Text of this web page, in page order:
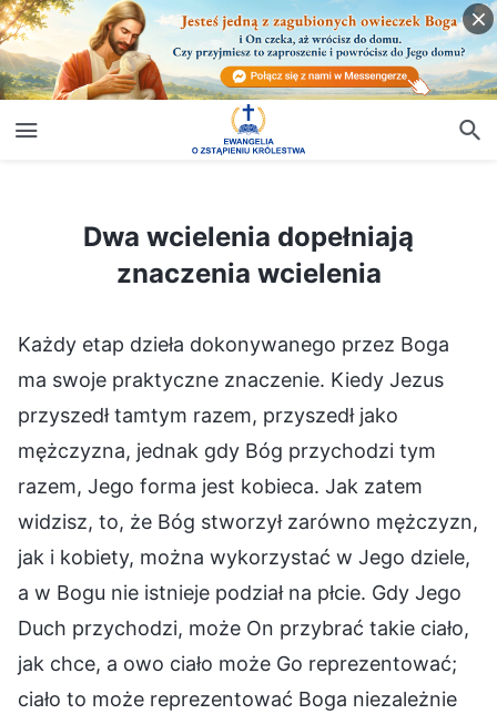
Dwa wcielenia dopełniają znaczenia wcielenia
Dwa wcielenia dopełniają
znaczenia wcielenia
Każdy etap dzieła dokonywanego przez Boga
ma swoje praktyczne znaczenie. Kiedy Jezus
przyszedł tamtym razem, przyszedł jako
mężczyzna, jednak gdy Bóg przychodzi tym
razem, Jego forma jest kobieca. Jak zatem
widzisz, to, że Bóg stworzył zarówno mężczyzn,
jak i kobiety, można wykorzystać w Jego dziele,
a w Bogu nie istnieje podział na płcie. Gdy Jego
Duch przychodzi, może On przybrać takie ciało,
jak chce, a owo ciało może Go reprezentować;
ciało to może reprezentować Boga niezależnie